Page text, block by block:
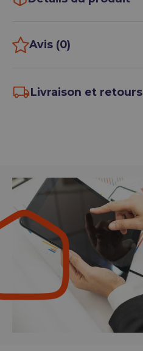
Avis (0)
Livraison et retours